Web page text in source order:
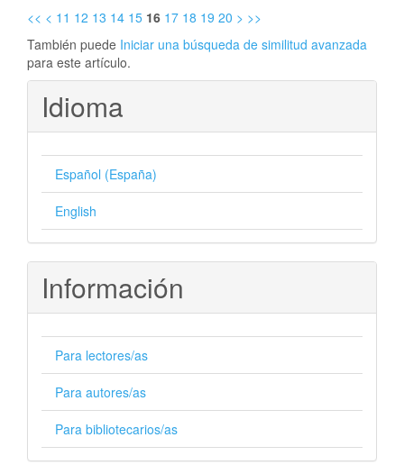
<< < 11 12 13 14 15 16 17 18 19 20 > >>
También puede Iniciar una búsqueda de similitud avanzada
para este artículo.
Idioma
Español (España)
English
Información
Para lectores/as
Para autores/as
Para bibliotecarios/as